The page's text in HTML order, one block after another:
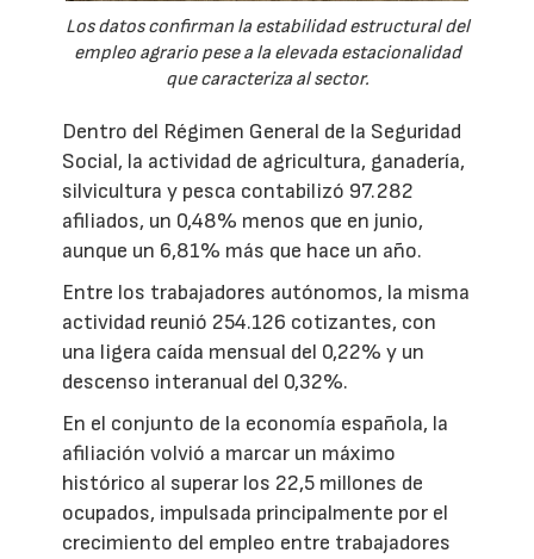
Los datos confirman la estabilidad estructural del
empleo agrario pese a la elevada estacionalidad
que caracteriza al sector.
Dentro del Régimen General de la Seguridad
Social, la actividad de agricultura, ganadería,
silvicultura y pesca contabilizó 97.282
afiliados, un 0,48% menos que en junio,
aunque un 6,81% más que hace un año.
Entre los trabajadores autónomos, la misma
actividad reunió 254.126 cotizantes, con
una ligera caída mensual del 0,22% y un
descenso interanual del 0,32%.
En el conjunto de la economía española, la
afiliación volvió a marcar un máximo
histórico al superar los 22,5 millones de
ocupados, impulsada principalmente por el
crecimiento del empleo entre trabajadores